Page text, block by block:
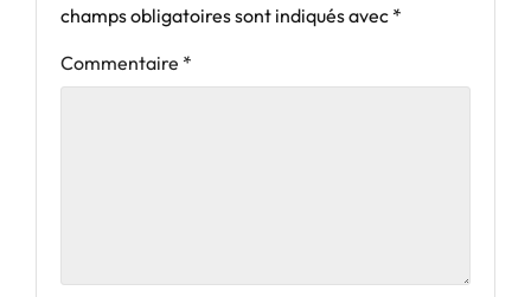
champs obligatoires sont indiqués avec *
Commentaire *